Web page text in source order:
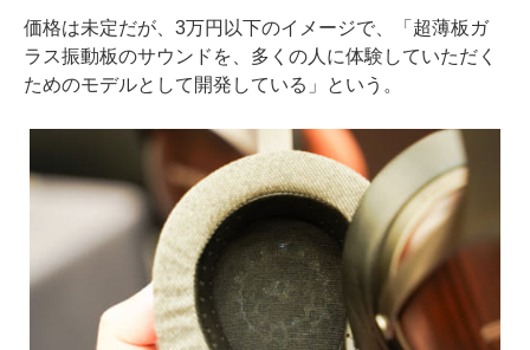
価格は未定だが、3万円以下のイメージで、「超薄板ガ
ラス振動板のサウンドを、多くの人に体験していただく
ためのモデルとして開発している」という。